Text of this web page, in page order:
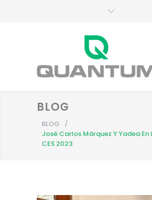
BLOG
BLOG
/
José Carlos Márquez Y Yadea En
CES 2023